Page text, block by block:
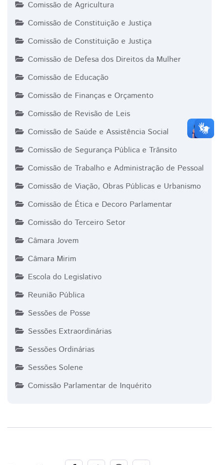
Comissão de Agricultura
Comissão de Constituição e Justiça
Comissão de Constituição e Justiça
Comissão de Defesa dos Direitos da Mulher
Comissão de Educação
Comissão de Finanças e Orçamento
Comissão de Revisão de Leis
Comissão de Saúde e Assistência Social
Comissão de Segurança Pública e Trânsito
Comissão de Trabalho e Administração de Pessoal
Comissão de Viação, Obras Públicas e Urbanismo
Comissão de Ética e Decoro Parlamentar
Comissão do Terceiro Setor
Câmara Jovem
Câmara Mirim
Escola do Legislativo
Reunião Pública
Sessões de Posse
Sessões Extraordinárias
Sessões Ordinárias
Sessões Solene
Comissão Parlamentar de Inquérito